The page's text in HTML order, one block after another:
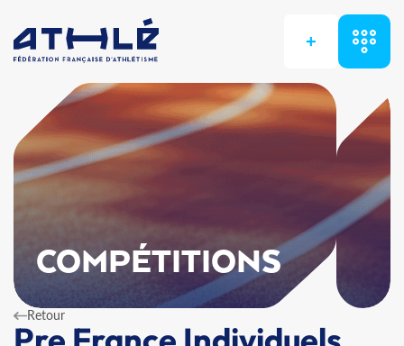
+
COMPÉTITIONS
Retour